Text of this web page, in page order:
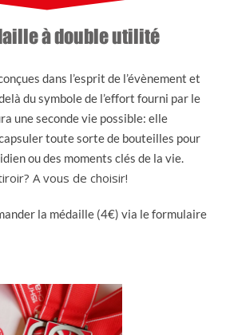
à double utilité
dans l’esprit de l’évènement et
du symbole de l’effort fourni par le
une seconde vie possible: elle
toute sorte de bouteilles pour
ou des moments clés de la vie.
A vous de choisir!
la médaille (4€) via le formulaire